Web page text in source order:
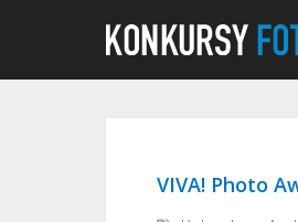
VIVA! Photo